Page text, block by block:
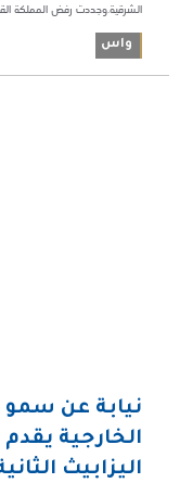
الشرقية.وجددت رفض المملكة
واس
نيابة عن سمو
الخارجية
اليزابيث